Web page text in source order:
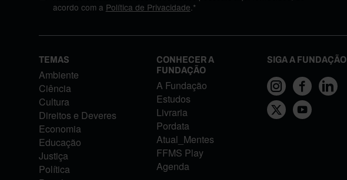
acordo com a Política de Privacidade.*
TEMAS
Ambiente
Ciência
Cultura
Direitos e Deveres
Economia
Educação
Justiça
Política
CONHECER A
FUNDAÇÃO
A Fundação
Estudos
Livraria
Pordata
Atual_Mentes
FFMS Play
Agenda
SIGA A FUNDAÇÃO